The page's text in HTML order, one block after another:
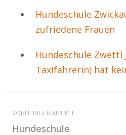
Hundeschule
zufriedene Frauen
Hundeschule Zwettl
Taxifahrerin) hat
VORHERIGER ARTIKEL
Hundeschule